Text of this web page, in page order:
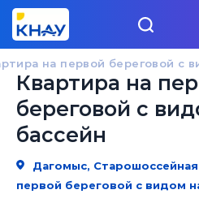
на первой береговой с
Квартира на
береговой с
бассейн
Дагомыс,
первой береговой с видом